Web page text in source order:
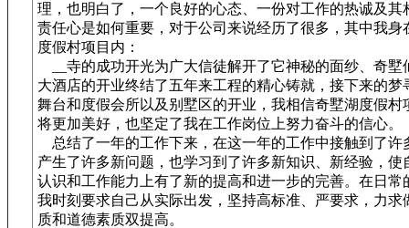
理，也明白了，一个良好的心态、一份对工作的热诚及其
责任心是如何重要，对于公司来说经历了很多，其中我身
度假村项目内：
__寺的成功开光为广大信徒解开了它神秘的面纱、奇墅
大酒店的开业终结了五年来工程的精心铸就，接下来的梦
舞台和度假会所以及别墅区的开业，我相信奇墅湖度假村
将更加美好，也坚定了我在工作岗位上努力奋斗的信心。
总结了一年的工作下来，在这一年的工作中接触到了许
产生了许多新问题，也学习到了许多新知识、新经验，使
认识和工作能力上有了新的提高和进一步的完善。在日常
我时刻要求自己从实际出发，坚持高标准、严要求，力求
质和道德素质双提高。